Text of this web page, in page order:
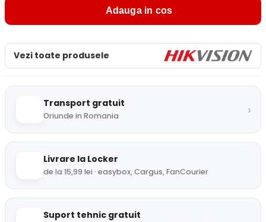
Adauga in cos
Vezi toate produsele
Transport gratuit
Oriunde in Romania ›
Livrare la Locker
de la 15,99 lei · easybox, Cargus, FanCourier
Suport tehnic gratuit